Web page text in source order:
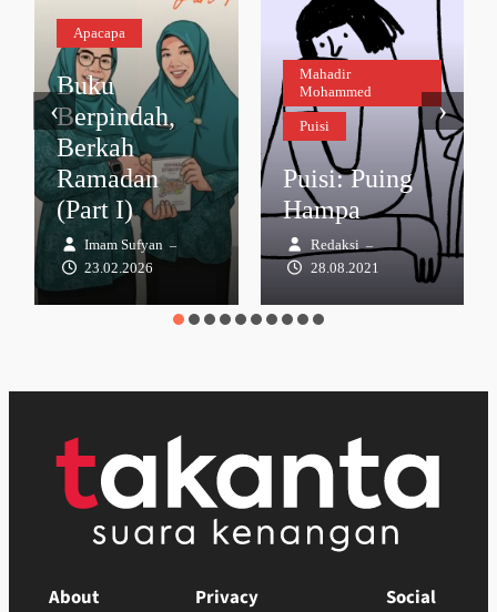
Apacapa
Buku
Berpindah,
Berkah
Ramadan
(Part I)
Imam Sufyan –
23.02.2026
Mahadir
Mohammed
Puisi
Puisi: Puing
Hampa
Redaksi –
28.08.2021
‹ ›
About Privacy Social